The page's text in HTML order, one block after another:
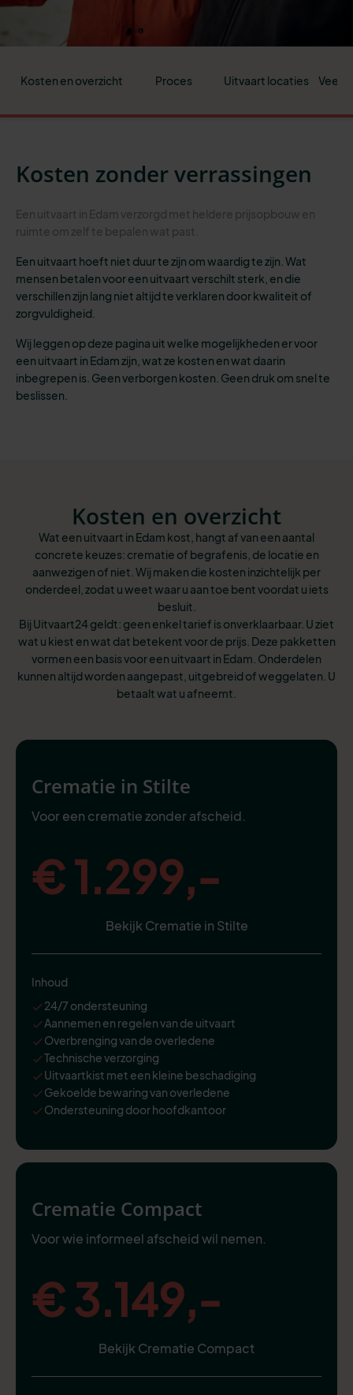
Kosten en overzicht Proces Uitvaart locaties
Kosten zonder verrassingen
Een uitvaart in Edam verzorgd met heldere prijsopbouw en
ruimte om zelf te bepalen wat past.
Een uitvaart hoeft niet duur te zijn om waardig te zijn. Wat
mensen betalen voor een uitvaart verschilt sterk, en die
verschillen zijn lang niet altijd te verklaren door kwaliteit of
zorgvuldigheid.
Wij leggen op deze pagina uit welke mogelijkheden er voor
een uitvaart in Edam zijn, wat ze kosten en wat daarin
inbegrepen is. Geen verborgen kosten. Geen druk om snel te
beslissen.
Kosten en overzicht
Wat een uitvaart in Edam kost, hangt af van een aantal
concrete keuzes: crematie of begrafenis, de locatie en
aanwezigen of niet. Wij maken die kosten inzichtelijk per
onderdeel, zodat u weet waar u aan toe bent voordat u iets
besluit.
Bij Uitvaart24 geldt: geen enkel tarief is onverklaarbaar. U ziet
wat u kiest en wat dat betekent voor de prijs. Deze pakketten
vormen een basis voor een uitvaart in Edam. Onderdelen
kunnen altijd worden aangepast, uitgebreid of weggelaten. U
betaalt wat u afneemt.
Crematie in Stilte
Voor een crematie zonder afscheid.
€ 1.299,-
Bekijk Crematie in Stilte
Inhoud
24/7 ondersteuning
Aannemen en regelen van de uitvaart
Overbrenging van de overledene
Technische verzorging
Uitvaartkist met een kleine beschadiging
Gekoelde bewaring van overledene
Ondersteuning door hoofdkantoor
Crematie Compact
Voor wie informeel afscheid wil nemen.
€ 3.149,-
Bekijk Crematie Compact